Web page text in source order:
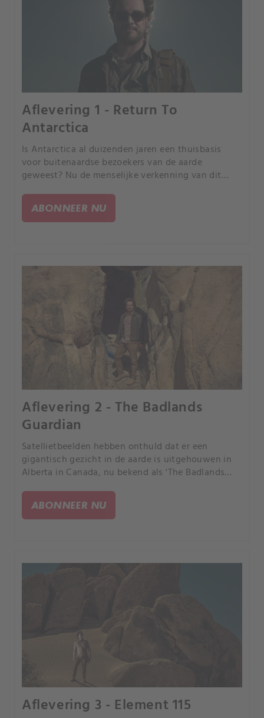
Aflevering 1 - Return To
Antarctica
Is Antarctica al duizenden jaren een thuisbasis
voor buitenaardse bezoekers van de aarde
geweest? Nu de menselijke verkenning van dit
met de onder het ijs begraven ruïnes van een oude
beschaving?.
ABONNEER NU
Aflevering 2 - The Badlands
Guardian
Satellietbeelden hebben onthuld dat er een
gigantisch gezicht in de aarde is uitgehouwen in
Alberta in Canada, nu bekend als 'The Badlands
communicatiesysteem kunnen uitmaken?.
ABONNEER NU
Aflevering 3 - Element 115